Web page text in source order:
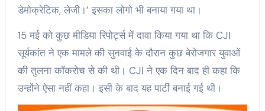
डेमोक्रेटिक, लेजी।’ इसका लोगो भी बनाया गया था।
15 मई को कुछ मीडिया रिपोर्ट्स में दावा किया गया था कि CJI
सूर्यकांत ने एक मामले की सुनवाई के दौरान कुछ बेरोजगार युवाओं
की तुलना कॉकरोच से की थी। CJI ने एक दिन बाद ही कहा कि
उन्होंने ऐसा नहीं कहा। इसी के बाद यह पार्टी बनाई गई थी।